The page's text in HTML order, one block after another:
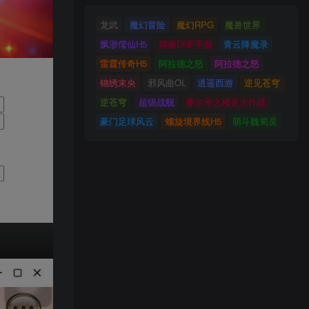
龙武 魔幻冒险 魔幻RPG
魔兽世界
飘渺儒仙H5
韩服DNF手游
青云降魔录
雷霆传奇H5
阿拉德之怒
阿拉德之怒
锦绣末央
邪风曲OL 逍遥西游
逆见苍穹
逆苍穹
超级战舰
赛尔号之精灵大作战
豪门足球风云
螺旋境界线H5 萌斗魏蜀吴